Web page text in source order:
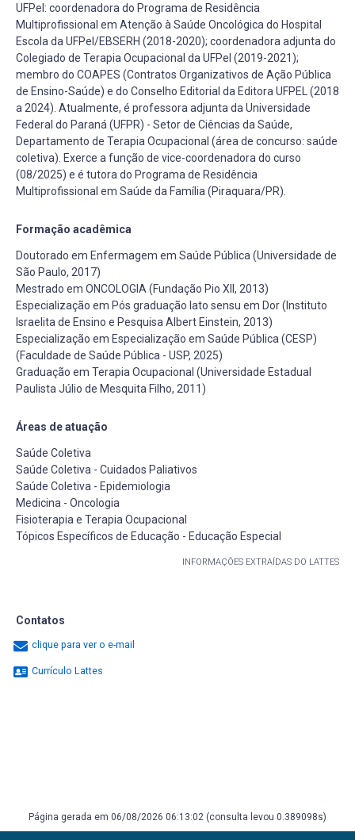
UFPel: coordenadora do Programa de Residência
Multiprofissional em Atenção à Saúde Oncológica do Hospital
Escola da UFPel/EBSERH (2018-2020); coordenadora adjunta do
Colegiado de Terapia Ocupacional da UFPel (2019-2021);
membro do COAPES (Contratos Organizativos de Ação Pública
de Ensino-Saúde) e do Conselho Editorial da Editora UFPEL (2018
a 2024). Atualmente, é professora adjunta da Universidade
Federal do Paraná (UFPR) - Setor de Ciências da Saúde,
Departamento de Terapia Ocupacional (área de concurso: saúde
coletiva). Exerce a função de vice-coordenadora do curso
(08/2025) e é tutora do Programa de Residência
Multiprofissional em Saúde da Família (Piraquara/PR).
Formação acadêmica
Doutorado em Enfermagem em Saúde Pública (Universidade de
São Paulo, 2017)
Mestrado em ONCOLOGIA (Fundação Pio XII, 2013)
Especialização em Pós graduação lato sensu em Dor (Instituto
Israelita de Ensino e Pesquisa Albert Einstein, 2013)
Especialização em Especialização em Saúde Pública (CESP)
(Faculdade de Saúde Pública - USP, 2025)
Graduação em Terapia Ocupacional (Universidade Estadual
Paulista Júlio de Mesquita Filho, 2011)
Áreas de atuação
Saúde Coletiva
Saúde Coletiva - Cuidados Paliativos
Saúde Coletiva - Epidemiologia
Medicina - Oncologia
Fisioterapia e Terapia Ocupacional
Tópicos Específicos de Educação - Educação Especial
INFORMAÇÕES EXTRAÍDAS DO LATTES
Contatos
clique para ver o e-mail
Currículo Lattes
Página gerada em 06/08/2026 06:13:02 (consulta levou 0.389098s)